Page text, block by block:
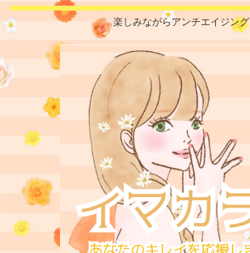
楽しみながらアンチエイジング